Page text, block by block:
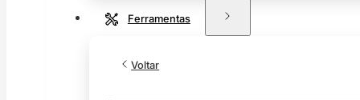
Ferramentas
Voltar